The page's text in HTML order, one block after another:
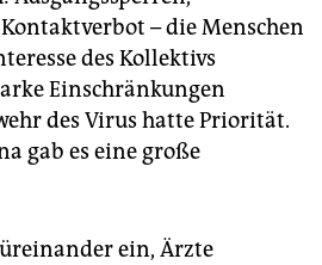
– die Menschen
des Kollektivs
Einschränkungen
des Virus hatte Priorität.
gab es eine große
ein, Ärzte